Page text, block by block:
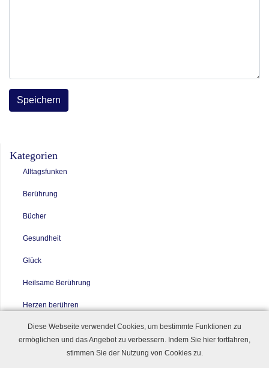
Kategorien
Alltagsfunken
Berührung
Bücher
Gesundheit
Glück
Heilsame Berührung
Herzen berühren
Herzensprojekte
Diese Webseite verwendet Cookies, um bestimmte Funktionen zu
ermöglichen und das Angebot zu verbessern. Indem Sie hier fortfahren,
stimmen Sie der Nutzung von Cookies zu.